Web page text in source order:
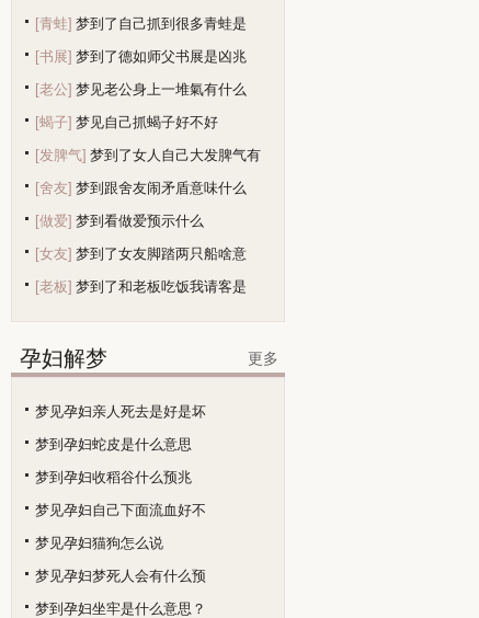
[青蛙] 梦到了自己抓到很多青蛙是
[书展] 梦到了德如师父书展是凶兆
[老公] 梦见老公身上一堆氣有什么
[蝎子] 梦见自己抓蝎子好不好
[发脾气] 梦到了女人自己大发脾气有
[舍友] 梦到跟舍友闹矛盾意味什么
[做爱] 梦到看做爱预示什么
[女友] 梦到了女友脚踏两只船啥意
[老板] 梦到了和老板吃饭我请客是
孕妇解梦 更多
梦见孕妇亲人死去是好是坏
梦到孕妇蛇皮是什么意思
梦到孕妇收稻谷什么预兆
梦见孕妇自己下面流血好不
梦见孕妇猫狗怎么说
梦见孕妇梦死人会有什么预
梦到孕妇坐牢是什么意思？